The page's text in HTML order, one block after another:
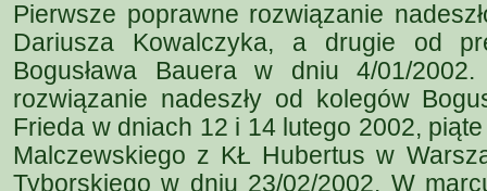
Pierwsze poprawne rozwiązanie
Dariusza Kowalczyka, a drugie od
Bogusława Bauera w dniu 4/01/
rozwiązanie nadeszły od kolegów
Frieda w dniach 12 i 14 lutego 2002,
Malczewskiego z KŁ Hubertus w
Tyborskiego w dniu 23/02/2002. W